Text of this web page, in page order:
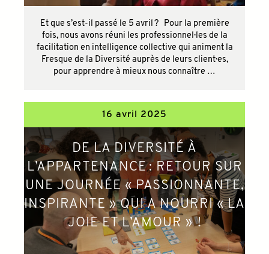
Et que s’est-il passé le 5 avril ? Pour la première
fois, nous avons réuni les professionnel·les de la
facilitation en intelligence collective qui animent la
Fresque de la Diversité auprès de leurs client·es,
pour apprendre à mieux nous connaître …
16 avril 2025
DE LA DIVERSITÉ À
L’APPARTENANCE : RETOUR SUR
UNE JOURNÉE « PASSIONNANTE,
INSPIRANTE » QUI A NOURRI « LA
JOIE ET L’AMOUR » !